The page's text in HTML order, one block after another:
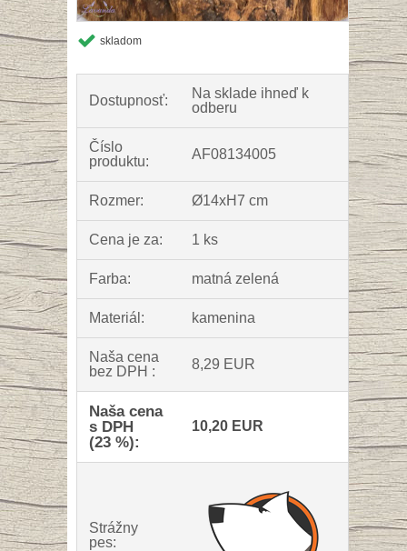
skladom
Dostupnosť:
Na sklade ihneď k
odberu
Číslo
produktu:
AF08134005
Rozmer: Ø14xH7 cm
Cena je za: 1 ks
Farba: matná zelená
Materiál: kamenina
Naša cena
bez DPH :
8,29 EUR
Naša cena
s DPH
(23 %):
10,20 EUR
Strážny
pes: